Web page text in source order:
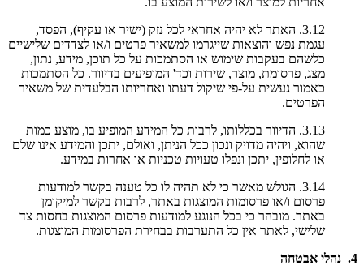
3.12. האתר לא יהיה אחראי לכל נזק (ישיר או עקיף), הפסד,
עגמת נפש והוצאות שייגרמו למשאיר פרטים ו/או לצדדים שלישיים
כלשהם בעקבות שימוש או הסתמכות על כל תוכן, מידע, נתון,
מצג, פרסומת, מוצר, שירות וכד' המופיעים בדיוור. כל הסתמכות
כאמור נעשית על-פי שיקול דעתו ואחריותו הבלעדית של משאיר
הפרטים.
3.13. הדיוור בכללותו, לרבות כל המידע המופיע בו, מוצע כמות
שהוא, ויהיה מדויק ונכון ככל הניתן, ואולם, יתכן והמידע אינו שלם
או לחלופין, יתכן ונפלו טעויות טכניות או אחרות במידע.
3.14. הגולש מאשר כי לא תהיה לו כל טענה בקשר למודעות
פרסום ו/או פרסומות המוצגות באתר, לרבות בקשר למיקומן
באתר. מובהר כי בכל הנוגע למודעות פרסום המוצגות בחסות צד
שלישי, לאתר אין כל התערבות בבחירת הפרסומות המוצגות.
4. נהלי אבטחה